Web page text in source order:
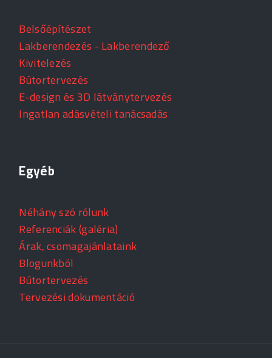
Belsőépítészet
Lakberendezés - Lakberendező
Kivitelezés
Bútortervezés
E-design és 3D látványtervezés
Ingatlan adásvételi tanácsadás
Egyéb
Néhány szó rólunk
Referenciák (galéria)
Árak, csomagajánlataink
Blogunkból
Bútortervezés
Tervezési dokumentáció